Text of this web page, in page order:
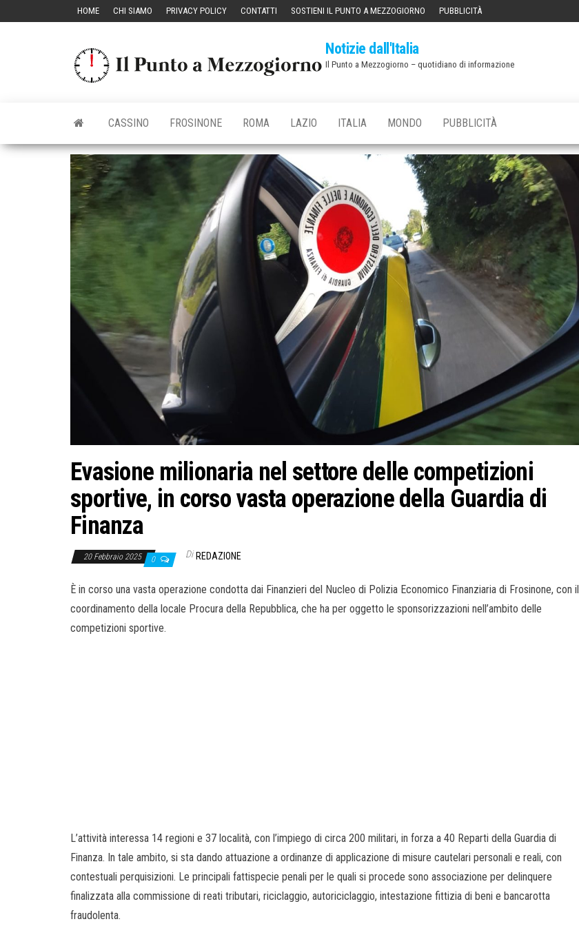
HOME CHI SIAMO PRIVACY POLICY CONTATTI SOSTIENI IL PUNTO A MEZZOGIORNO PUBBLICITÀ
Notizie dall'Italia
Il Punto a Mezzogiorno – quotidiano di informazione
CASSINO FROSINONE ROMA LAZIO ITALIA MONDO PUBBLICITÀ
Evasione milionaria nel settore delle competizioni
sportive, in corso vasta operazione della Guardia di
Finanza
20 Febbraio 2025 0 Di REDAZIONE
È in corso una vasta operazione condotta dai Finanzieri del Nucleo di Polizia Economico Finanziaria di Frosinone, con il
coordinamento della locale Procura della Repubblica, che ha per oggetto le sponsorizzazioni nell’ambito delle
competizioni sportive.
L’attività interessa 14 regioni e 37 località, con l’impiego di circa 200 militari, in forza a 40 Reparti della Guardia di
Finanza. In tale ambito, si sta dando attuazione a ordinanze di applicazione di misure cautelari personali e reali, con
contestuali perquisizioni. Le principali fattispecie penali per le quali si procede sono associazione per delinquere
finalizzata alla commissione di reati tributari, riciclaggio, autoriciclaggio, intestazione fittizia di beni e bancarotta
fraudolenta.